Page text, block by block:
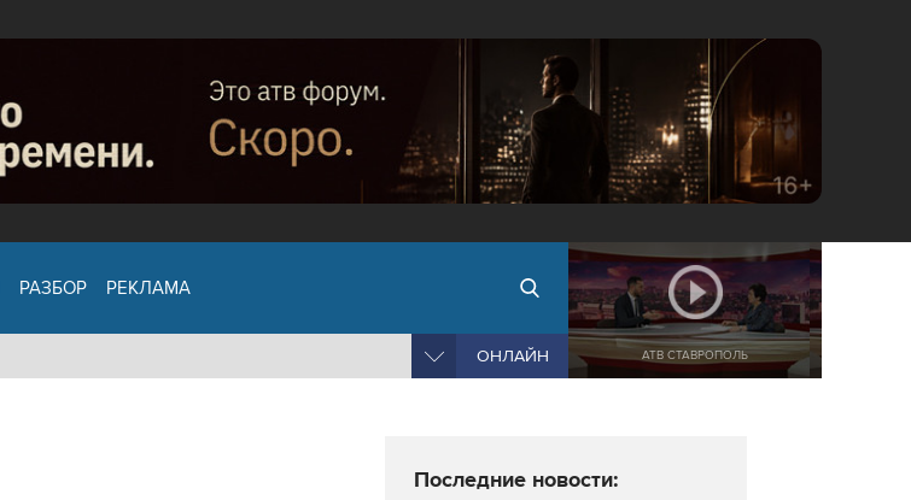
РАЗБОР РЕКЛАМА
ОНЛАЙН АТВ СТАВРОПОЛЬ
Последние новости: